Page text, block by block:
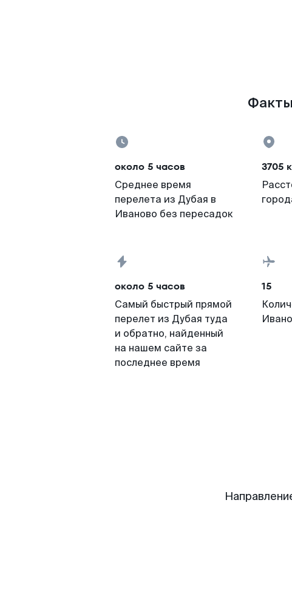
Факты
около 5 часов
Среднее время
перелета из Дубая в
Иваново без пересадок
3705
около 5 часов
Самый быстрый прямой
перелет из Дубая туда
и обратно, найденный
на нашем сайте за
последнее время
15